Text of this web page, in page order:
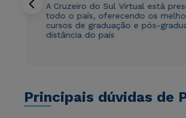
A Cruzeiro do Sul Virtual está
todo o país, oferecendo os
cursos de graduação e pós-
distância do país
Principais dúvidas de